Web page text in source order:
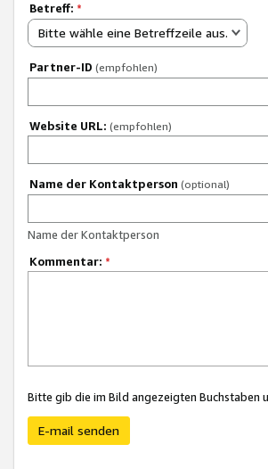
Betreff: *
Bitte wähle eine Betreffzeile aus.
Partner-ID (empfohlen)
Website URL: (empfohlen)
Name der Kontaktperson (optional)
Name der Kontaktperson
Kommentar: *
Bitte gib die im Bild angezeigten Buchstaben
E-mail senden